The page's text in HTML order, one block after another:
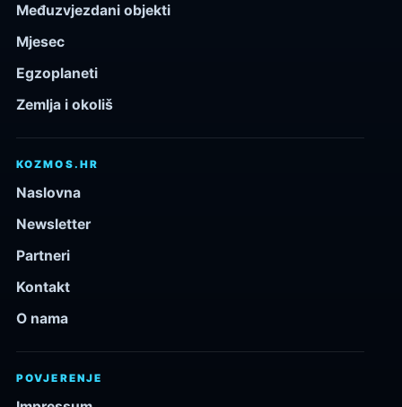
Međuzvjezdani objekti
Mjesec
Egzoplaneti
Zemlja i okoliš
KOZMOS.HR
Naslovna
Newsletter
Partneri
Kontakt
O nama
POVJERENJE